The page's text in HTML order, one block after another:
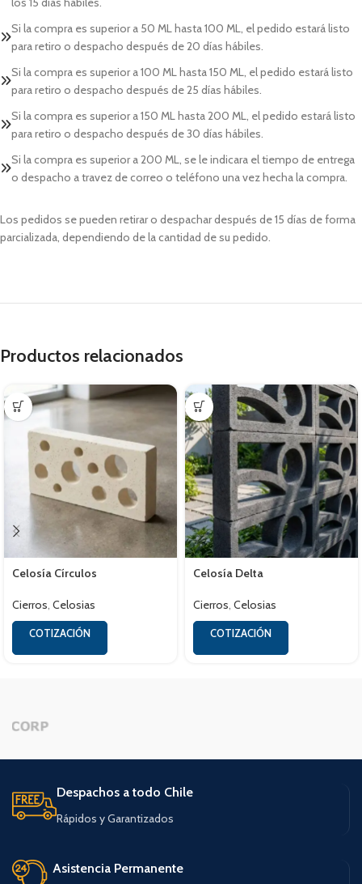
Si la compra es superior a 50 ML hasta 100 ML, el pedido estará listo
para retiro o despacho después de 20 días hábiles.
Si la compra es superior a 100 ML hasta 150 ML, el pedido estará listo
para retiro o despacho después de 25 días hábiles.
Si la compra es superior a 150 ML hasta 200 ML, el pedido estará listo
para retiro o despacho después de 30 días hábiles.
Si la compra es superior a 200 ML, se le indicara el tiempo de entrega
o despacho a travez de correo o teléfono una vez hecha la compra.
Los pedidos se pueden retirar o despachar después de 15 días de forma
parcializada, dependiendo de la cantidad de su pedido.
Productos relacionados
Celosía Círculos
Cierros, Celosias
COTIZACIÓN
Celosía Delta
Cierros, Celosias
COTIZACIÓN
Despachos a todo Chile
Rápidos y Garantizados
Asistencia Permanente